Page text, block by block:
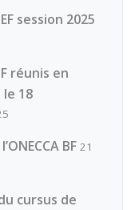
session 2025
réunis en
18
BF 21
cursus de